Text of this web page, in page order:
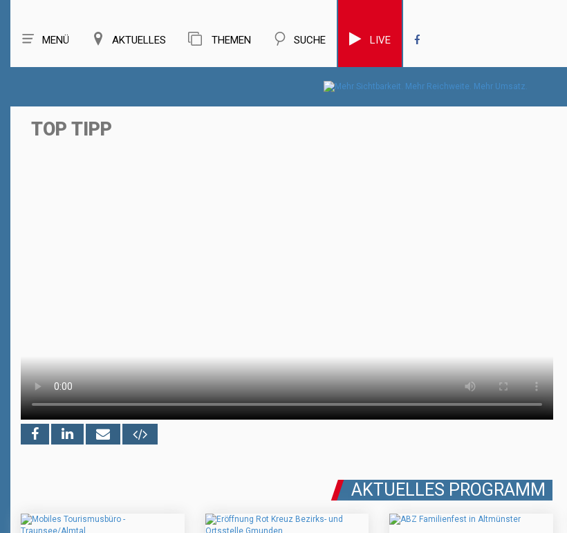
MENÜ AKTUELLES THEMEN SUCHE LIVE
TOP TIPP
AKTUELLES PROGRAMM